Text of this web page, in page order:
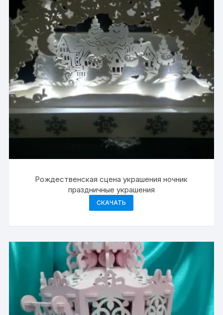
Рождественская сцена украшения ночник
праздничные украшения
СКАЧАТЬ